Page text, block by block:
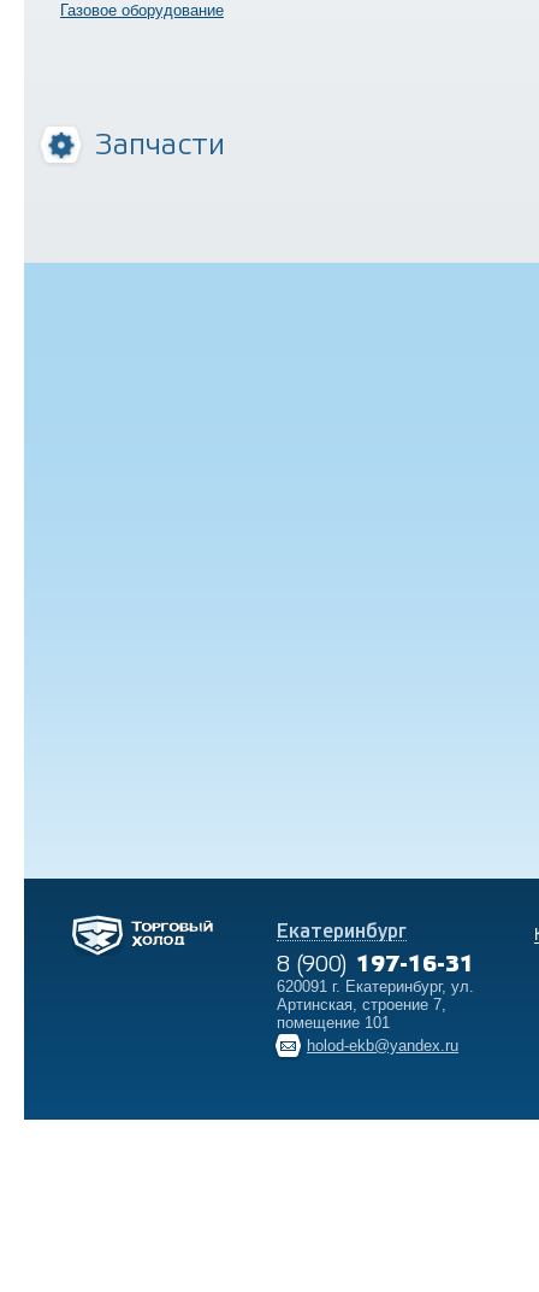
Газовое оборудование
Запчасти
Екатеринбург
8 (900) 197-16-31
620091 г. Екатеринбург, ул.
Артинская, строение 7,
помещение 101
holod-ekb@yandex.ru